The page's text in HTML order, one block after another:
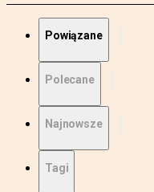
Powiązane
Polecane
Najnowsze
Tagi